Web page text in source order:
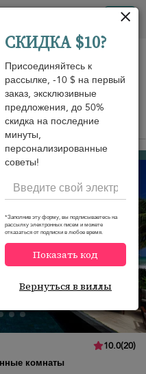
10.0(20)
комнаты
СКИДКА $10?
Присоединяйтесь к
рассылке, -10 $ на первый
заказ, эксклюзивные
предложения, до 50%
скидка на последние
минуты,
персонализированные
советы!
*Заполнив эту форму, вы подписываетесь на
рассылку электронных писем и можете
отказаться от подписки в любое время.
Показать код
Вернуться в виллы